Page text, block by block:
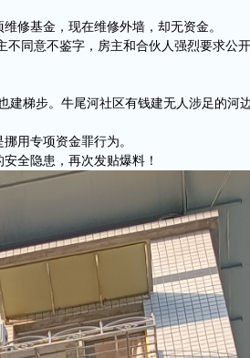
修基金，现在维修外墙，却无资金。
同意不鉴字，房主和合伙人强烈要求公
建梯步。牛尾河社区有钱建无人涉足的河
用专项资金罪行为。
全隐患，再次发贴爆料！